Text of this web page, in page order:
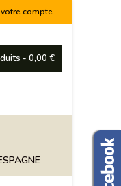
votre compte
- 0,00 €